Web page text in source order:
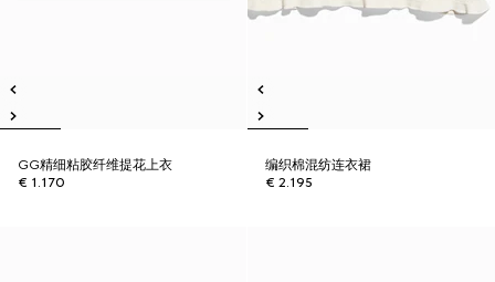
GG精细粘胶纤维提花上衣
€ 1.170
编织棉混纺连衣裙
€ 2.195